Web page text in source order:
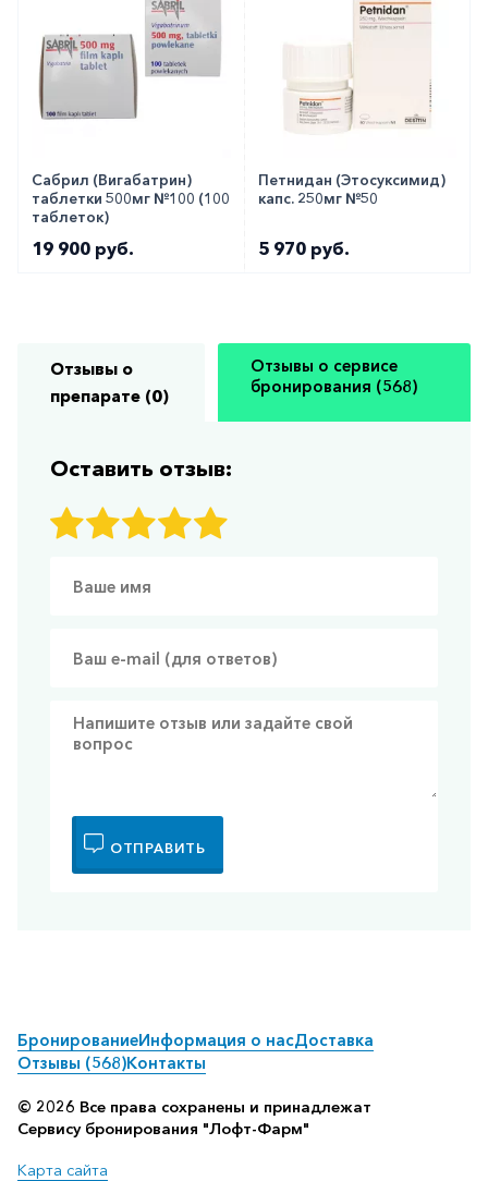
Сабрил (Вигабатрин)
таблетки 500мг №100 (100
таблеток)
19 900 руб.
Петнидан (Этосуксимид)
капс. 250мг №50
5 970 руб.
Отзывы о
препарате (0)
Отзывы о сервисе
бронирования (568)
Оставить отзыв:
ОТПРАВИТЬ
БронированиеИнформация о насДоставка
Отзывы (568)Контакты
© 2026 Все права сохранены и принадлежат
Сервису бронирования "Лофт-Фарм"
Карта сайта